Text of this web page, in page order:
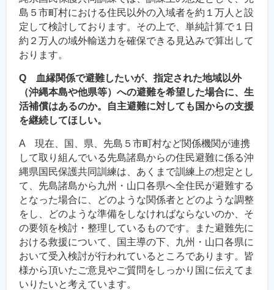
島５市町村における住民以外の入域者を約１万人と設
定して検討しております。その上で、単純計算で１日
約２万人の域外輸送力を確保できる見込みで算出して
おります。
Q 血縁関係で避難したいが、指定された地域以外
（沖縄本島や他県等）への避難を希望した場合に、生
活補償はあるのか。自主避難に対しても国からの支援
を継続してほしい。
A 現在、国、県、先島５市町村など関係機関が連携
して取り組んでいる先島諸島からの住民避難に係る沖
縄県国民保護共同訓練は、あくまで訓練上の想定とし
て、先島諸島から九州・山口各県へ全住民が避難する
となった場合に、どのような関係者とどのような調整
をし、どのような準備をしなければならないのか、そ
の要領を検討・整理しているものです。また避難先に
おける救援について、国主導の下、九州・山口各県に
おいて受入検討が行われているところであります。皆
様から頂いたご意見やご質問をしっかり国に伝えてま
いりたいと考えています。